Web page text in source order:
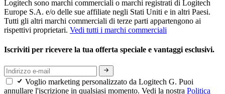
Logitech sono marchi commerciali o marchi registrati di Logitech
Europe S.A. e/o delle sue affiliate negli Stati Uniti e in altri Paesi.
Tutti gli altri marchi commerciali di terze parti appartengono ai
rispettivi proprietari. Vedi tutti i marchi commerciali
Iscriviti per ricevere la tua offerta speciale e vantaggi esclusivi.
Voglio marketing personalizzato da Logitech G. Puoi
annullare l'iscrizione in qualsiasi momento. Vedi la nostra Politica